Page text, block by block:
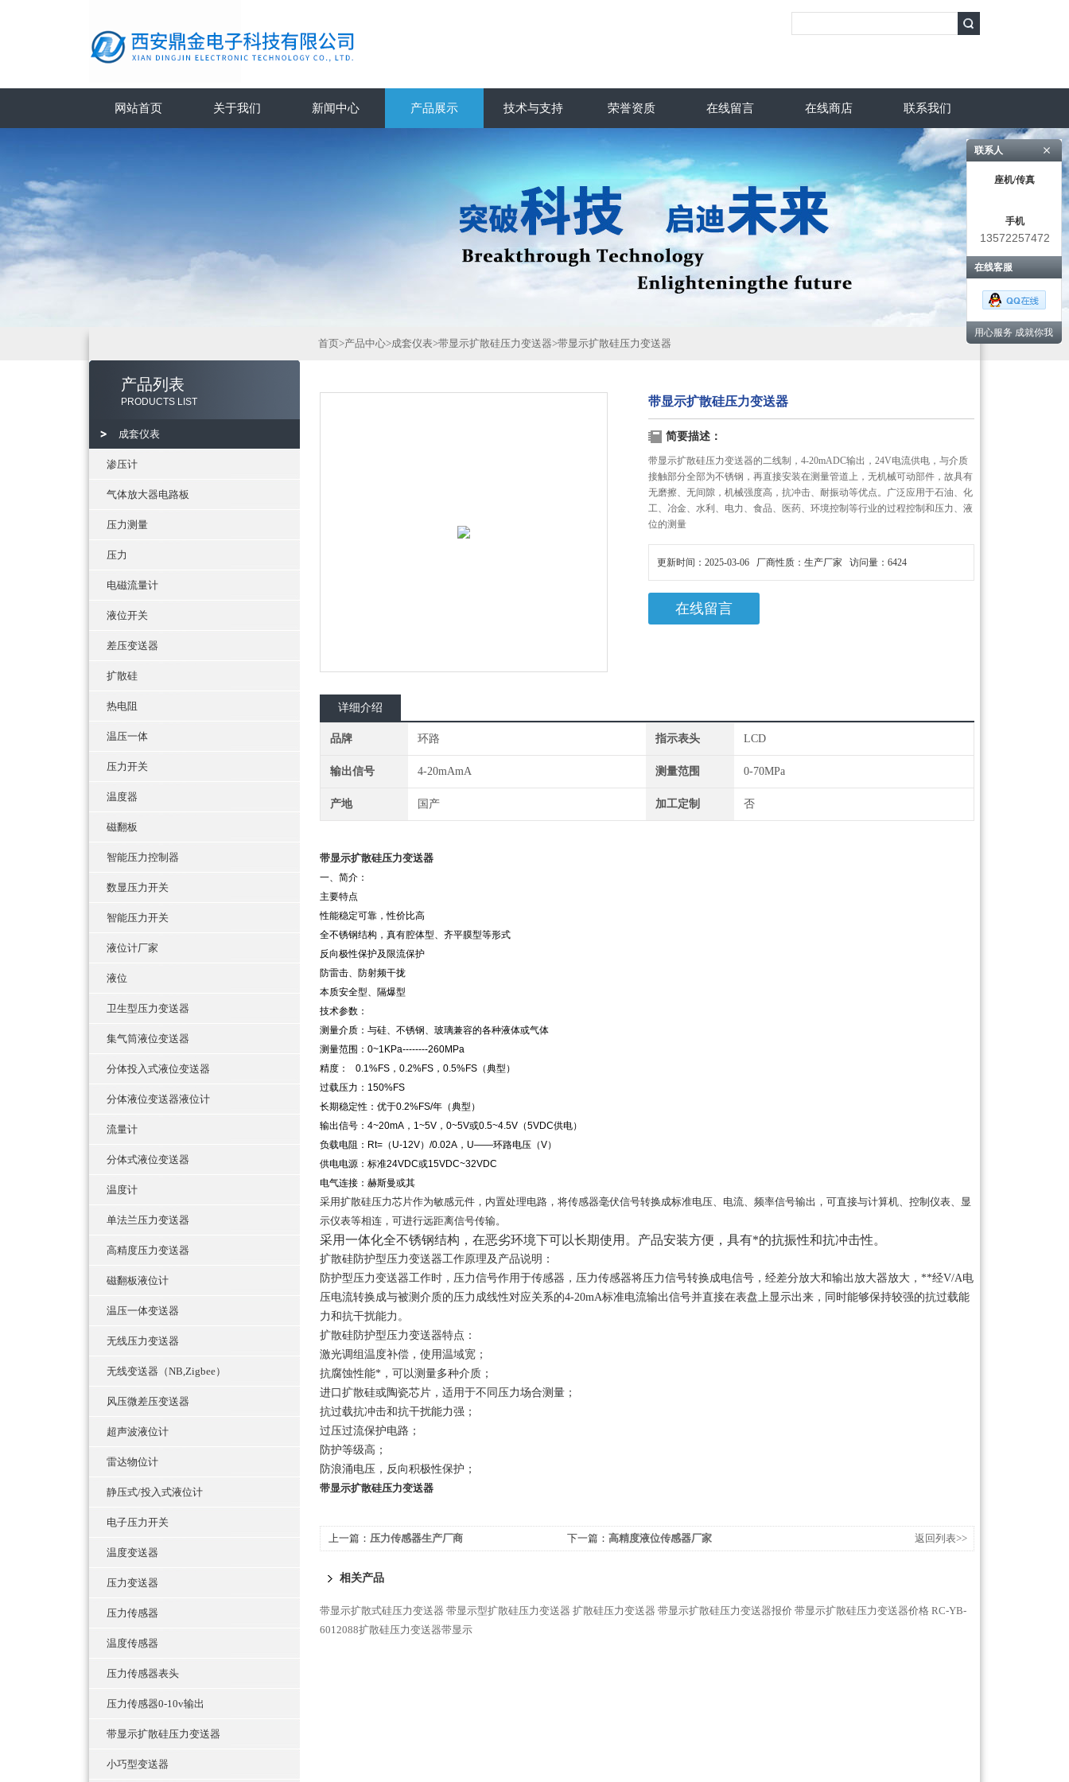
网站首页 关于我们 新闻中心 产品展示 技术与支持 荣誉资质 在线留言 在线商店 联系我们
产品列表
PRODUCTS LIST
成套仪表
渗压计
气体放大器电路板
压力测量
压力
电磁流量计
液位开关
差压变送器
扩散硅
热电阻
温压一体
压力开关
温度器
磁翻板
智能压力控制器
数显压力开关
智能压力开关
液位计厂家
液位
卫生型压力变送器
集气筒液位变送器
分体投入式液位变送器
分体液位变送器液位计
流量计
分体式液位变送器
温度计
单法兰压力变送器
高精度压力变送器
磁翻板液位计
温压一体变送器
无线压力变送器
无线变送器（NB,Zigbee）
风压微差压变送器
超声波液位计
雷达物位计
静压式/投入式液位计
电子压力开关
温度变送器
压力变送器
压力传感器
温度传感器
压力传感器表头
压力传感器0-10v输出
带显示扩散硅压力变送器
小巧型变送器
首页>产品中心>成套仪表>带显示扩散硅压力变送器>带显示扩散硅压力变送器
带显示扩散硅压力变送器
简要描述：
带显示扩散硅压力变送器的二线制，4-20mADC输出，24V电流供电，与介质
接触部分全部为不锈钢，再直接安装在测量管道上，无机械可动部件，故具有
无磨擦、无间隙，机械强度高，抗冲击、耐振动等优点。广泛应用于石油、化
工、冶金、水利、电力、食品、医药、环境控制等行业的过程控制和压力、液
位的测量
更新时间：2025-03-06 厂商性质：生产厂家 访问量：6424
在线留言
详细介绍
品牌 环路 指示表头 LCD
输出信号 4-20mAmA 测量范围 0-70MPa
产地 国产 加工定制 否
带显示扩散硅压力变送器
一、 简介：
主要特点
性能稳定可靠，性价比高
全不锈钢结构，真有腔体型、齐平膜型等形式
反向极性保护及限流保护
防雷击、防射频干拢
本质安全型、隔爆型
技术参数：
测量介质：与硅、不锈钢、玻璃兼容的各种液体或气体
测量范围：0~1KPa--------260MPa
精度： 0.1%FS，0.2%FS，0.5%FS（典型）
过载压力：150%FS
长期稳定性：优于0.2%FS/年（典型）
输出信号：4~20mA，1~5V，0~5V或0.5~4.5V（5VDC供电）
负载电阻：Rt=（U-12V）/0.02A，U——环路电压（V）
供电电源：标准24VDC或15VDC~32VDC
电气连接：赫斯曼或其
采用扩散硅压力芯片作为敏感元件，内置处理电路，将传感器毫伏信号转换成标准电压、电流、频率信号输出，可直接与计算机、控制仪表、显
示仪表等相连，可进行远距离信号传输。
采用一体化全不锈钢结构，在恶劣环境下可以长期使用。产品安装方便，具有*的抗振性和抗冲击性。
扩散硅防护型压力变送器工作原理及产品说明：
防护型压力变送器工作时，压力信号作用于传感器，压力传感器将压力信号转换成电信号，经差分放大和输出放大器放大，**经V/A电
压电流转换成与被测介质的压力成线性对应关系的4-20mA标准电流输出信号并直接在表盘上显示出来，同时能够保持较强的抗过载能
力和抗干扰能力。
扩散硅防护型压力变送器特点：
激光调组温度补偿，使用温域宽；
抗腐蚀性能*，可以测量多种介质；
进口扩散硅或陶瓷芯片，适用于不同压力场合测量；
抗过载抗冲击和抗干扰能力强；
过压过流保护电路；
防护等级高；
防浪涌电压，反向积极性保护；
带显示扩散硅压力变送器
上一篇： 压力传感器生产厂商 下一篇： 高精度液位传感器厂家 返回列表>>
相关产品
带显示扩散式硅压力变送器 带显示型扩散硅压力变送器 扩散硅压力变送器 带显示扩散硅压力变送器报价 带显示扩散硅压力变送器价格 RC-YB-
6012088扩散硅压力变送器带显示
联系人
座机/传真
手机
13572257472
在线客服
用心服务 成就你我